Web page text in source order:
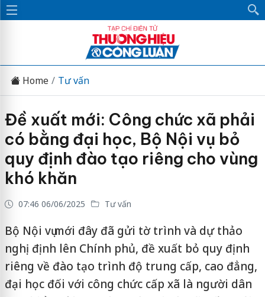
Home Tư vấn
Đề xuất mới: Công chức xã phải
có bằng đại học, Bộ Nội vụ bỏ
quy định đào tạo riêng cho vùng
khó khăn
07:46 06/06/2025 Tư vấn
Bộ Nội vụ mới đây đã gửi tờ trình và dự thảo
nghị định lên Chính phủ, đề xuất bỏ quy định
riêng về đào tạo trình độ trung cấp, cao đẳng,
đại học đối với công chức cấp xã là người dân